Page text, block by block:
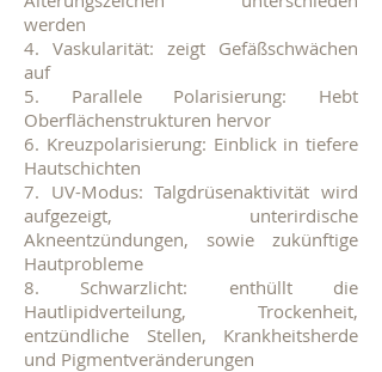
werden
4. Vaskularität: zeigt Gefäßschwächen
auf
5. Parallele Polarisierung: Hebt
Oberflächenstrukturen hervor
6. Kreuzpolarisierung: Einblick in tiefere
Hautschichten
7. UV-Modus: Talgdrüsenaktivität wird
aufgezeigt, unterirdische
Akneentzündungen, sowie zukünftige
Hautprobleme
8. Schwarzlicht: enthüllt die
Hautlipidverteilung, Trockenheit,
entzündliche Stellen, Krankheitsherde
und Pigmentveränderungen